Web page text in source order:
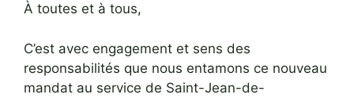
À toutes et à tous,
C’est avec engagement et sens des
responsabilités que nous entamons ce nouveau
mandat au service de Saint-Jean-de-